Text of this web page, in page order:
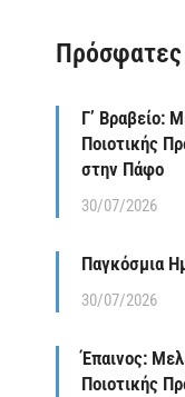
Πρόσφατες
Γ’ Βραβείο:
Ποιοτικής
στην Πάφο
30/07/2026
Παγκόσμια
30/07/2026
Έπαινος:
Ποιοτικής